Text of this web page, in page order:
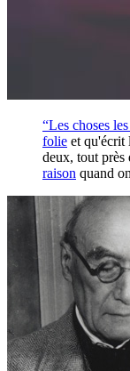
“Les choses
folie et qu'écrit
deux, tout près
raison quand